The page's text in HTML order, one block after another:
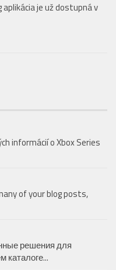
je už dostupná v
informácií o Xbox Series
of your blog posts,
решения для
каталоге...